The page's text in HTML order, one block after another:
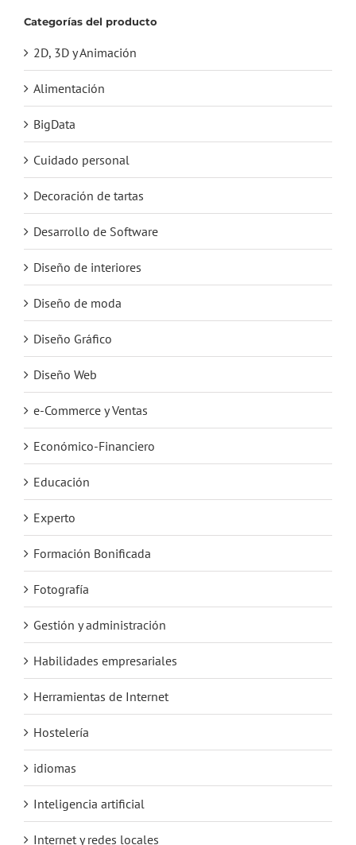
Categorías del producto
2D, 3D y Animación
Alimentación
BigData
Cuidado personal
Decoración de tartas
Desarrollo de Software
Diseño de interiores
Diseño de moda
Diseño Gráfico
Diseño Web
e-Commerce y Ventas
Económico-Financiero
Educación
Experto
Formación Bonificada
Fotografía
Gestión y administración
Habilidades empresariales
Herramientas de Internet
Hostelería
idiomas
Inteligencia artificial
Internet y redes locales